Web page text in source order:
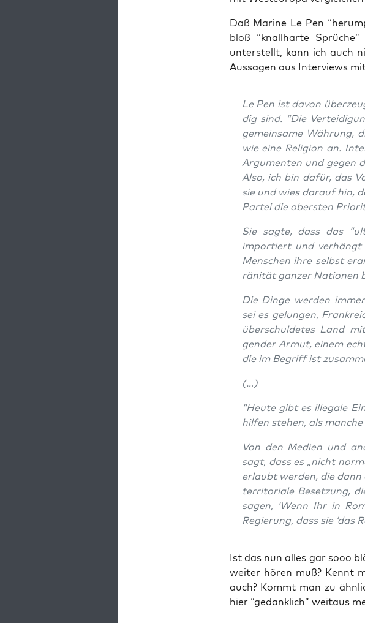
Daß Mari­ne Le Pen
bloß “knall­har­te
unter­stellt, kann ich auch
Aus­sa­gen aus Inter­views
Le Pen ist davon
dig sind. “Die
gemein­sa­me Wäh­rung,
wie eine Reli­gi­on an.
Argu­men­ten und gegen
Also, ich bin dafür, das
sie und wies dar­auf hin,
Par­tei die obers­ten
Sie sag­te, dass das
impor­tiert und ver­hängt
Men­schen ihre selbst
rä­ni­tät gan­zer Natio­nen
Die Din­ge wer­den
sei es gelun­gen,
über­schul­de­tes Land
gen­der Armut, einem
die im Begriff ist
(…)
“Heu­te gibt es ille­ga­le
hil­fen ste­hen, als
Von den Medi­en und
sagt, dass es „nicht
erlaubt wer­den, die dann
ter­ri­to­ria­le Beset­zung,
sagen, ‘Wenn Ihr in
Regie­rung, dass sie ‘das
Ist das nun alles gar sooo
wei­ter hören muß? Kennt
auch? Kommt man zu
hier “gedank­lich” weit­aus